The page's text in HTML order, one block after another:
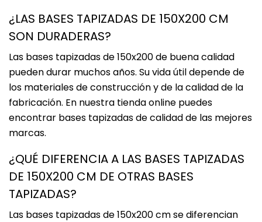
¿LAS BASES TAPIZADAS DE 150X200 CM
SON DURADERAS?
Las bases tapizadas de 150x200 de buena calidad
pueden durar muchos años. Su vida útil depende de
los materiales de construcción y de la calidad de la
fabricación. En nuestra tienda online puedes
encontrar bases tapizadas de calidad de las mejores
marcas.
¿QUÉ DIFERENCIA A LAS BASES TAPIZADAS
DE 150X200 CM DE OTRAS BASES
TAPIZADAS?
Las bases tapizadas de 150x200 cm se diferencian